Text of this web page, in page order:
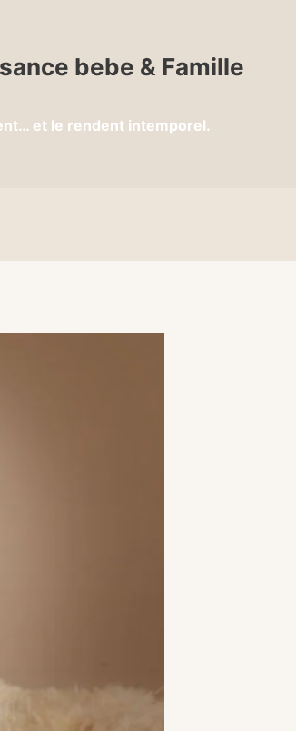
bebe & Famille
et le rendent intemporel.